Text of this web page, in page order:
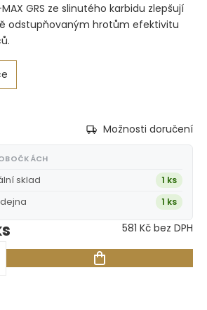
GRS ze slinutého karbidu zlepšují
odstupňovaným hrotům efektivitu
Možnosti doručení
sklad 1 ks
1 ks
581 Kč bez DPH